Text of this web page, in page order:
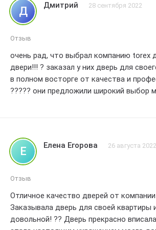
Д Дмитрий 28 сентября 2022
Отзыв
очень рад, что выбрал компанию torex
двери!!! ? заказал у них дверь для
в полном восторге от качества и
????? они предложили широкий выбор
? спасибо вам, torex, за отличный
продукт!!! буду рекомендовать вас
Е Елена Егорова 26 августа 2022
Отзыв
Отличное качество дверей от
Заказывала дверь для своей квартиры
довольной! ?? Дверь прекрасно